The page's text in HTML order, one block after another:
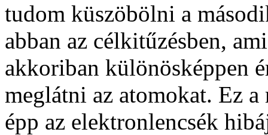
tudom küszöbölni a
abban az célkitűzésben, ami
akkoriban különösképpen
meglátni az atomokat. Ez
épp az elektronlencsék